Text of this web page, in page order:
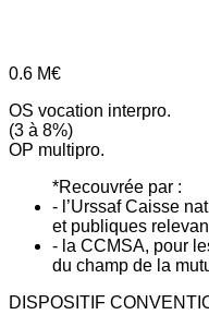
0.6 M€
OS vocation interpro.
(3 à 8%)
OP multipro.
*Recouvrée par :
- l’Urssaf Caisse
et publiques
- la CCMSA, pour
du champ de la
DISPOSITIF